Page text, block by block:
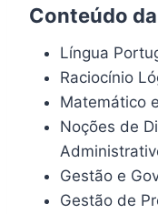
Conteúdo
Língua
Raciocínio
Matemático
Noções de
Gestão e
Gestão de